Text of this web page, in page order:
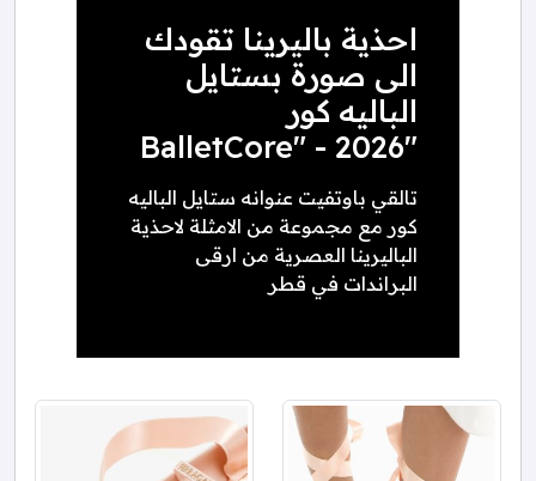
احذية باليرينا تقودك
الى صورة بستايل
الباليه كور
"BalletCore" - 2026
تالقي باوتفيت عنوانه ستايل الباليه
كور مع مجموعة من الامثلة لاحذية
الباليرينا العصرية من ارقى
البراندات في قطر